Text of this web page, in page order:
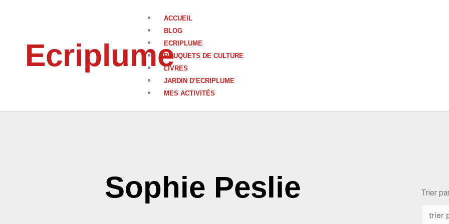
Ecriplume
ACCUEIL
BLOG
ECRIPLUME
BOUQUETS DE CULTURE
LIVRES
JARDIN D’ECRIPLUME
MES ACTIVITÉS
Sophie Peslie Trier